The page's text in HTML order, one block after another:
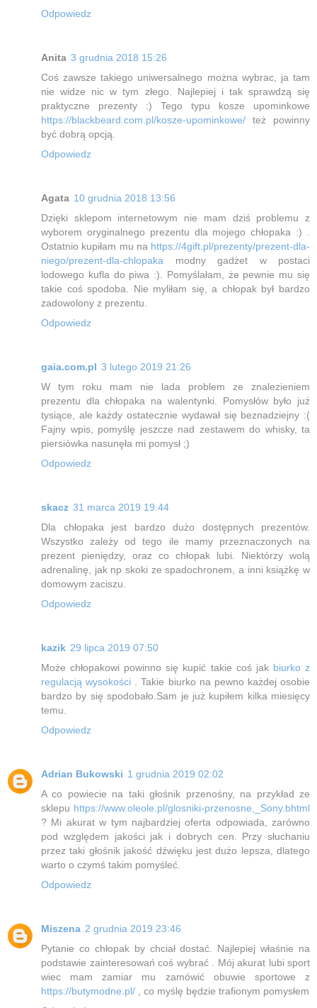
Odpowiedz
Anita 3 grudnia 2018 15:26
Coś zawsze takiego uniwersalnego można wybrac, ja tam
nie widze nic w tym złego. Najlepiej i tak sprawdzą się
praktyczne prezenty :) Tego typu kosze upominkowe
https://blackbeard.com.pl/kosze-upominkowe/ też powinny
być dobrą opcją.
Odpowiedz
Agata 10 grudnia 2018 13:56
Dzięki sklepom internetowym nie mam dziś problemu z
wyborem oryginalnego prezentu dla mojego chłopaka :) .
Ostatnio kupiłam mu na https://4gift.pl/prezenty/prezent-dla-
niego/prezent-dla-chlopaka modny gadżet w postaci
lodowego kufla do piwa :). Pomyślałam, że pewnie mu się
takie coś spodoba. Nie myliłam się, a chłopak był bardzo
zadowolony z prezentu.
Odpowiedz
gaia.com.pl 3 lutego 2019 21:26
W tym roku mam nie lada problem ze znalezieniem
prezentu dla chłopaka na walentynki. Pomysłów było już
tysiące, ale każdy ostatecznie wydawał się beznadziejny :(
Fajny wpis, pomyślę jeszcze nad zestawem do whisky, ta
piersiówka nasunęła mi pomysł ;)
Odpowiedz
skacz 31 marca 2019 19:44
Dla chłopaka jest bardzo dużo dostępnych prezentów.
Wszystko zależy od tego ile mamy przeznaczonych na
prezent pieniędzy, oraz co chłopak lubi. Niektórzy wolą
adrenalinę, jak np skoki ze spadochronem, a inni książkę w
domowym zaciszu.
Odpowiedz
kazik 29 lipca 2019 07:50
Może chłopakowi powinno się kupić takie coś jak biurko z
regulacją wysokości . Takie biurko na pewno każdej osobie
bardzo by się spodobało.Sam je już kupiłem kilka miesięcy
temu.
Odpowiedz
Adrian Bukowski 1 grudnia 2019 02:02
A co powiecie na taki głośnik przenośny, na przykład ze
sklepu https://www.oleole.pl/glosniki-przenosne,_Sony.bhtml
? Mi akurat w tym najbardziej oferta odpowiada, zarówno
pod względem jakości jak i dobrych cen. Przy słuchaniu
przez taki głośnik jakość dźwięku jest dużo lepsza, dlatego
warto o czymś takim pomyśleć.
Odpowiedz
Miszena 2 grudnia 2019 23:46
Pytanie co chłopak by chciał dostać. Najlepiej właśnie na
podstawie zainteresowań coś wybrać . Mój akurat lubi sport
wiec mam zamiar mu zamówić obuwie sportowe z
https://butymodne.pl/ , co myślę będzie trafionym pomysłem